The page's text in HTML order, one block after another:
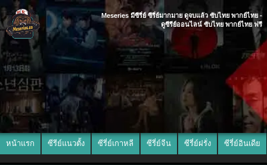
Meseries มีซีรี่ย์ ซีรี่ย์มากมาย ดูจบแล้ว ซับไทย พากย์ไทย -
ดูซีรีย์ออนไลน์ ซับไทย พากย์ไทย ฟรี
หน้าแรก ซีรีย์แนวตั้ง ซีรี่ย์เกาหลี ซีรี่ย์จีน ซีรี่ย์ฝรั่ง ซีรี่ย์อินเดีย